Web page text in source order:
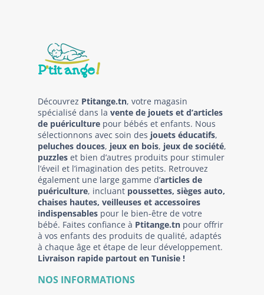
Découvrez Ptitange.tn, votre magasin
spécialisé dans la vente de jouets et d’articles
de puériculture pour bébés et enfants. Nous
sélectionnons avec soin des jouets éducatifs,
peluches douces, jeux en bois, jeux de société,
puzzles et bien d’autres produits pour stimuler
l’éveil et l’imagination des petits. Retrouvez
également une large gamme d’articles de
puériculture, incluant poussettes, sièges auto,
chaises hautes, veilleuses et accessoires
indispensables pour le bien-être de votre
bébé. Faites confiance à Ptitange.tn pour offrir
à vos enfants des produits de qualité, adaptés
à chaque âge et étape de leur développement.
Livraison rapide partout en Tunisie !
NOS INFORMATIONS